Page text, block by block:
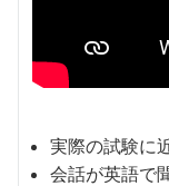
実際の試験に
会話が英語で